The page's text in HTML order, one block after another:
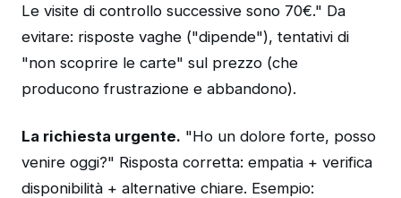
Le visite di controllo successive sono 70€." Da
evitare: risposte vaghe ("dipende"), tentativi di
"non scoprire le carte" sul prezzo (che
producono frustrazione e abbandono).
La richiesta urgente. "Ho un dolore forte, posso
venire oggi?" Risposta corretta: empatia + verifica
disponibilità + alternative chiare. Esempio: